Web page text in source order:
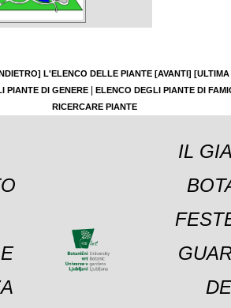
L'ELENCO DELLE PIANTE [AVANTI]
PIANTE DI GENERE
ELENCO DEGLI PIANTE DI
RICERCARE PIANTE
IL